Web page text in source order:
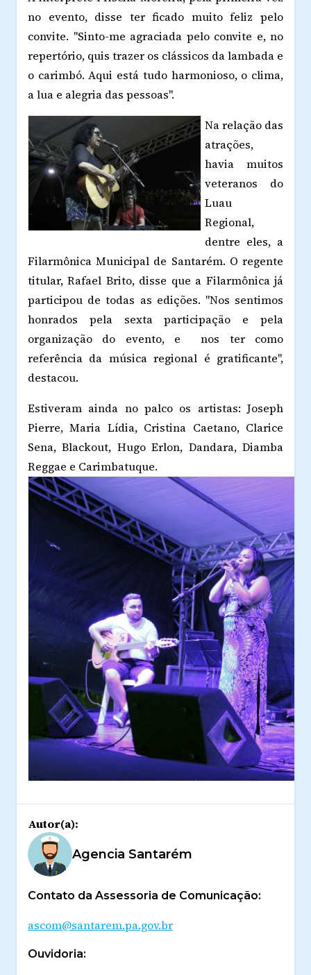
no evento, disse ter ficado muito feliz pelo
convite. "Sinto-me agraciada pelo convite e, no
repertório, quis trazer os clássicos da lambada e
o carimbó. Aqui está tudo harmonioso, o clima,
a lua e alegria das pessoas".
Na relação das
atrações,
havia muitos
veteranos do
Luau
Regional,
dentre eles, a
Filarmônica Municipal de Santarém. O regente
titular, Rafael Brito, disse que a Filarmônica já
participou de todas as edições. "Nos sentimos
honrados pela sexta participação e pela
organização do evento, e nos ter como
referência da música regional é gratificante",
destacou.
Estiveram ainda no palco os artistas: Joseph
Pierre, Maria Lídia, Cristina Caetano, Clarice
Sena, Blackout, Hugo Erlon, Dandara, Diamba
Reggae e Carimbatuque.
Autor(a):
Agencia Santarém
Contato da Assessoria de Comunicação:
ascom@santarem.pa.gov.br
Ouvidoria: